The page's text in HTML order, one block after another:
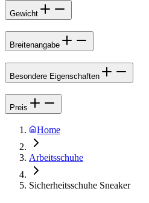
Gewicht
Breitenangabe
Besondere Eigenschaften
Preis
Home
Arbeitsschuhe
Sicherheitsschuhe Sneaker